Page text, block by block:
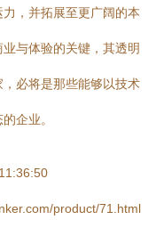
，并拓展至更广阔的本
与体验的关键，其透明
必将是那些能够以技术
企业。
product/71.html